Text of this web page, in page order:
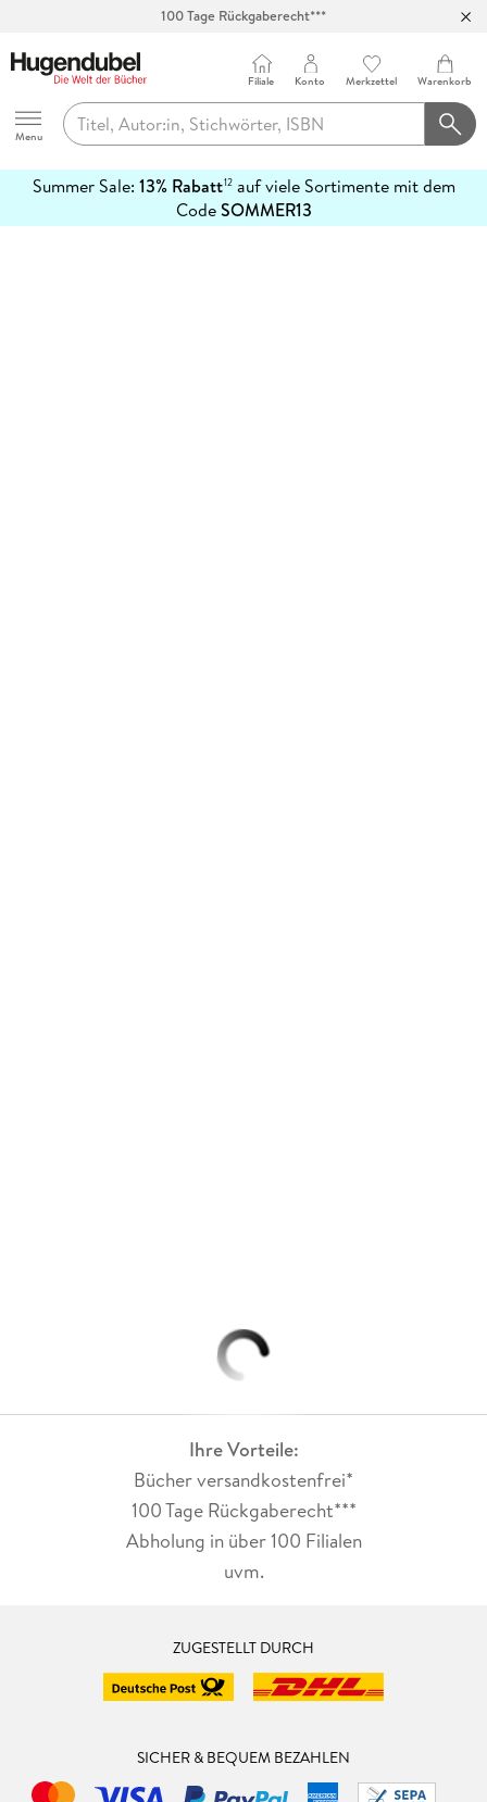
100 Tage Rückgaberecht***
Hugendubel
Menu
Filiale Konto Merkzettel Warenkorb
Summer Sale: 13% Rabatt12auf viele Sortimente mit dem
CodeSOMMER13
erfahren
Ihre Vorteile:
Bücher versandkostenfrei*
100 Tage Rückgaberecht***
Abholung in über 100 Filialen
uvm.
ZUGESTELLT DURCH
SICHER & BEQUEM BEZAHLEN